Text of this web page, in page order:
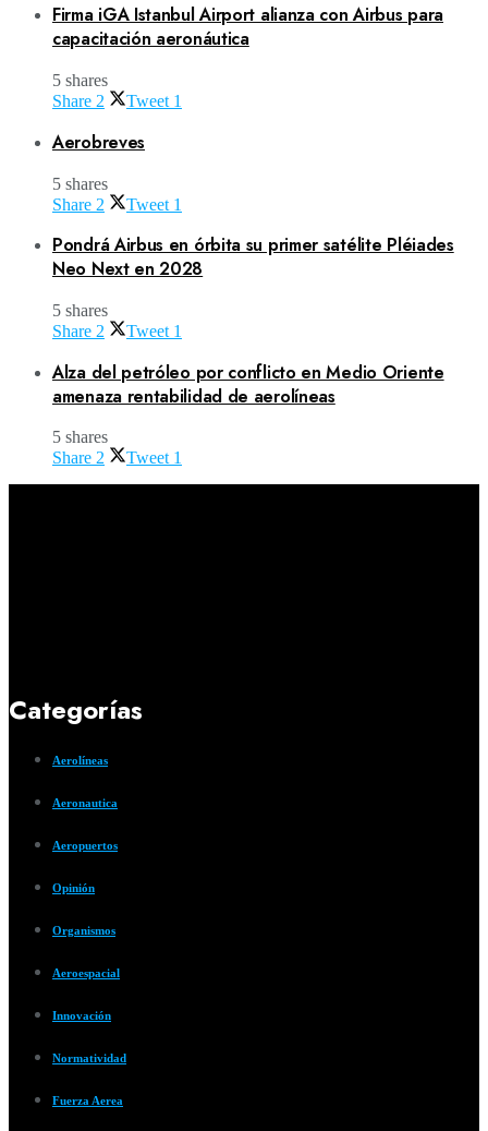
Firma iGA Istanbul Airport alianza con Airbus para
capacitación aeronáutica
5 shares
Share 2 Tweet 1
Aerobreves
5 shares
Share 2 Tweet 1
Pondrá Airbus en órbita su primer satélite Pléiades
Neo Next en 2028
5 shares
Share 2 Tweet 1
Alza del petróleo por conflicto en Medio Oriente
amenaza rentabilidad de aerolíneas
5 shares
Share 2 Tweet 1
Categorías
Aerolíneas
Aeronautica
Aeropuertos
Opinión
Organismos
Aeroespacial
Innovación
Normatividad
Fuerza Aerea